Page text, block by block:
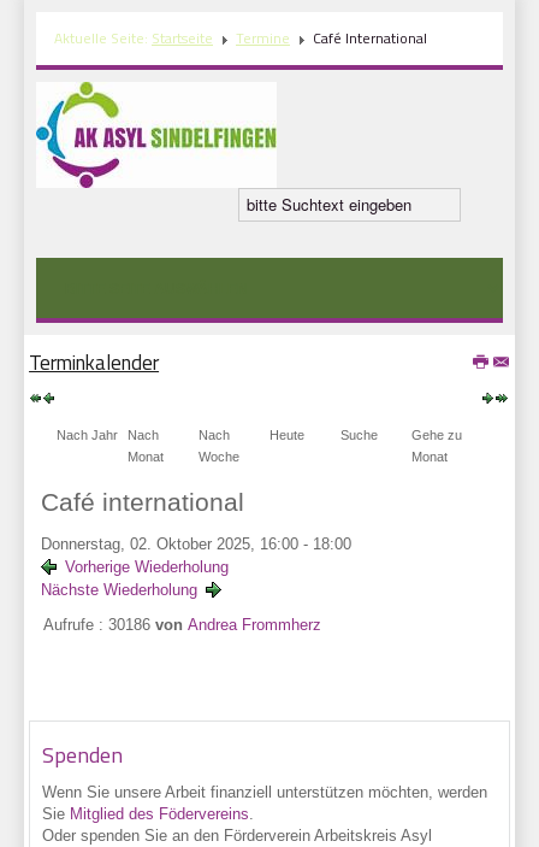
Aktuelle Seite: Startseite Termine Café International
Terminkalender
Nach Jahr
Nach
Monat
Nach
Woche
Heute Suche
Gehe zu
Monat
Café international
Donnerstag, 02. Oktober 2025, 16:00 - 18:00
Vorherige Wiederholung
Nächste Wiederholung
Aufrufe : 30186 vonAndrea Frommherz
Spenden
Wenn Sie unsere Arbeit finanziell unterstützen möchten, werden
Sie Mitglied des Födervereins.
Oder spenden Sie an den Förderverein Arbeitskreis Asyl